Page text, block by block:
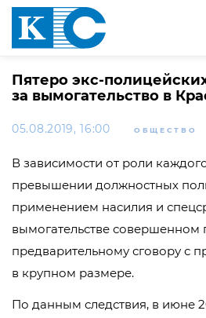
Пятеро экс-
за вымогательство в
05.08.2019, 16:00 ОБЩЕСТВО
В зависимости от роли
превышении должностных
применением насилия и
вымогательстве совершенном
предварительному сговору с
в крупном размере.
По данным следствия, в июне